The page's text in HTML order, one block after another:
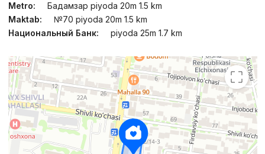
Metro:
Бадамзар piyoda 20m 1.5 km
Maktab:
№70 piyoda 20m 1.5 km
Национальный Банк:
piyoda 25m 1.7 km